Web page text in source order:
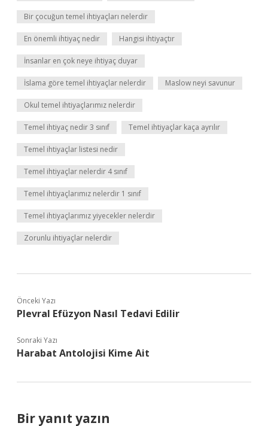
Bir çocuğun temel ihtiyaçları nelerdir
En önemli ihtiyaç nedir Hangisi ihtiyaçtır
İnsanlar en çok neye ihtiyaç duyar
İslama göre temel ihtiyaçlar nelerdir Maslow neyi savunur
Okul temel ihtiyaçlarımız nelerdir
Temel ihtiyaç nedir 3 sınıf Temel ihtiyaçlar kaça ayrılır
Temel ihtiyaçlar listesi nedir
Temel ihtiyaçlar nelerdir 4 sınıf
Temel ihtiyaçlarımız nelerdir 1 sınıf
Temel ihtiyaçlarımız yiyecekler nelerdir
Zorunlu ihtiyaçlar nelerdir
Önceki Yazı
Plevral Efüzyon Nasıl Tedavi Edilir
Sonraki Yazı
Harabat Antolojisi Kime Ait
Bir yanıt yazın